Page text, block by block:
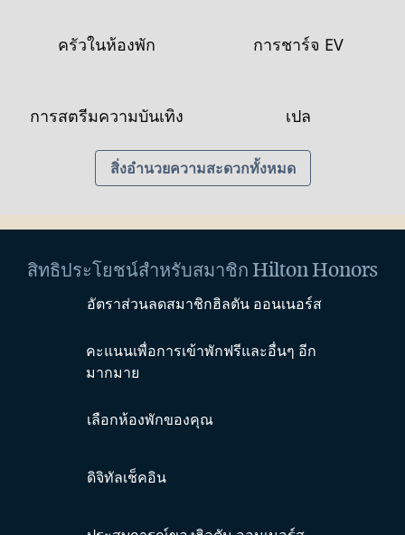
ครัวในห้องพัก การชาร์จ EV
การสตรีมความบันเทิง เปล
สิ่งอํานวยความสะดวกทั้งหมด
สิทธิประโยชน์สำหรับสมาชิก Hilton Honors
อัตราส่วนลดสมาชิกฮิลตัน ออนเนอร์ส
คะแนนเพื่อการเข้าพักฟรีและอื่นๆ อีก
มากมาย
เลือกห้องพักของคุณ
ดิจิทัลเช็คอิน